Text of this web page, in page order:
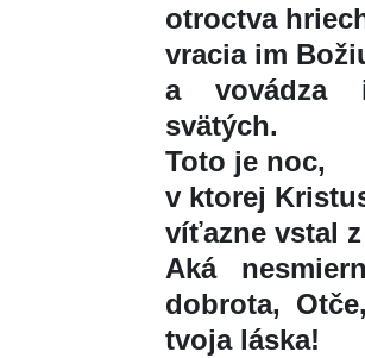
otroctva
vracia im
a vovádza
svätých.
Toto je noc,
v ktorej
víťazne vstal
Aká
dobrota,
tvoja láska!